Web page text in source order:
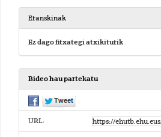
Eranskinak
Ez dago fitxategi atxikiturik
Bideo hau partekatu
URL: